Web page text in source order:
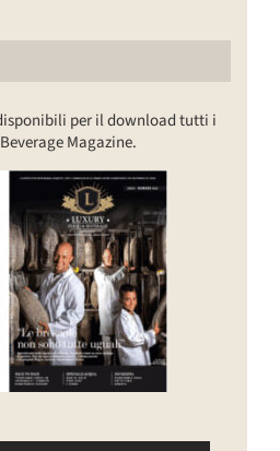
per il download tutti i
Magazine.